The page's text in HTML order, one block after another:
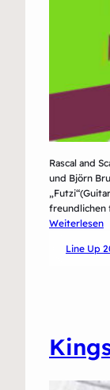
Rascal and
und Björn
freundlichen
Weiterlesen:
&
Line Up